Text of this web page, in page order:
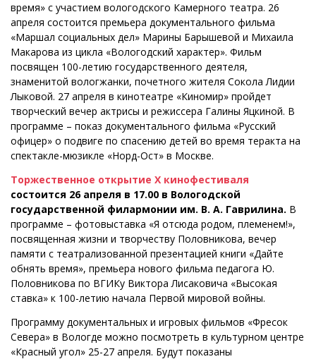
время» с участием вологодского Камерного театра. 26
апреля состоится премьера документального фильма
«Маршал социальных дел» Марины Барышевой и Михаила
Макарова из цикла «Вологодский характер». Фильм
посвящен 100-летию государственного деятеля,
знаменитой вологжанки, почетного жителя Сокола Лидии
Лыковой. 27 апреля в кинотеатре «Киномир» пройдет
творческий вечер актрисы и режиссера Галины Яцкиной. В
программе – показ документального фильма «Русский
офицер» о подвиге по спасению детей во время теракта на
спектакле-мюзикле «Норд-Ост» в Москве.
Торжественное открытие Х кинофестиваля
состоится 26 апреля в 17.00 в Вологодской
государственной филармонии им. В. А. Гаврилина. В
программе – фотовыставка «Я отсюда родом, племенем!»,
посвященная жизни и творчеству Половникова, вечер
памяти с театрализованной презентацией книги «Дайте
обнять время», премьера нового фильма педагога Ю.
Половникова по ВГИКу Виктора Лисаковича «Высокая
ставка» к 100-летию начала Первой мировой войны.
Программу документальных и игровых фильмов «Фресок
Севера» в Вологде можно посмотреть в культурном центре
«Красный угол» 25-27 апреля. Будут показаны